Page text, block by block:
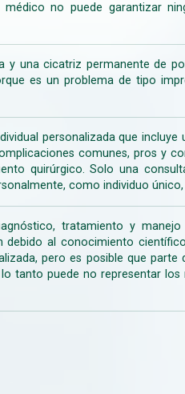
no puede garantizar
y una cicatriz permanente de
es un problema de tipo
personalizada que incluye
comunes, pros y
quirúrgico. Solo una
como individuo único,
tratamiento y manejo
al conocimiento
pero es posible que parte
tanto puede no representar